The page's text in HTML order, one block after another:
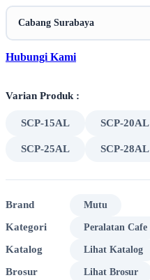
Cabang Surabaya
Hubungi Kami
Varian Produk :
SCP-15AL SCP-20AL
SCP-25AL SCP-28AL
Brand Mutu
Kategori Peralatan Cafe
Katalog Lihat Katalog
Brosur Lihat Brosur